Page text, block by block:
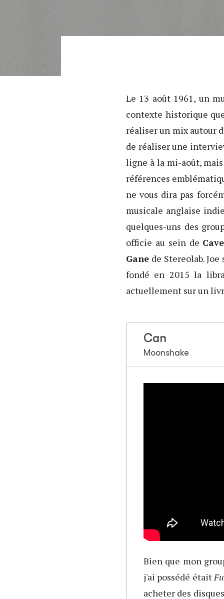
Le 13 août 1961, un
contexte historique
réaliser un mix autour
de réaliser une
ligne à la mi-août, mais
références
ne vous dira pas
musicale anglaise
quelques-uns des
officie au sein de
Gane de Stereolab.
fondé en 2015 la
actuellement sur un
Can
Moonshake
Bien que mon
j'ai possédé était
acheter des